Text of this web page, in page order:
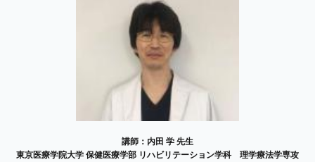
講師：内田 学 先生​
東京医療学院大学 保健医療学部 リハビリテーション学科 理学療法学専攻